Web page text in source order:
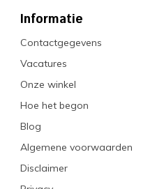
Informatie
Contactgegevens
Vacatures
Onze winkel
Hoe het begon
Blog
Algemene voorwaarden
Disclaimer